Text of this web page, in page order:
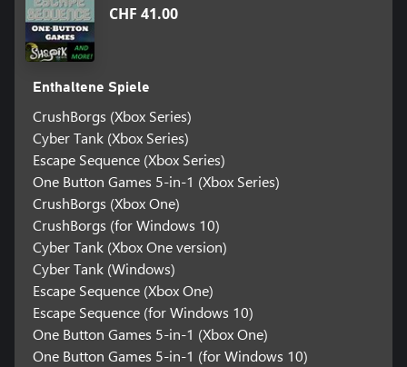
CHF 41.00
Enthaltene Spiele
CrushBorgs (Xbox Series)
Cyber Tank (Xbox Series)
Escape Sequence (Xbox Series)
One Button Games 5-in-1 (Xbox Series)
CrushBorgs (Xbox One)
CrushBorgs (for Windows 10)
Cyber Tank (Xbox One version)
Cyber Tank (Windows)
Escape Sequence (Xbox One)
Escape Sequence (for Windows 10)
One Button Games 5-in-1 (Xbox One)
One Button Games 5-in-1 (for Windows 10)